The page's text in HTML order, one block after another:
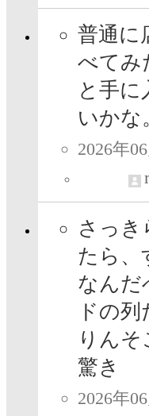
普通に
べてみ
と手に
いかな
2026年
さっき
たら、
なんだ
ドの
りんそ
驚き
2026年